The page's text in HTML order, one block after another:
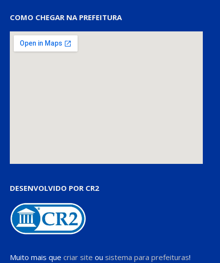
COMO CHEGAR NA PREFEITURA
DESENVOLVIDO POR CR2
Muito mais que criar site ou sistema para prefeituras!